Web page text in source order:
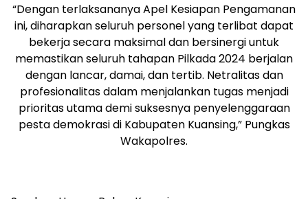
“Dengan terlaksananya Apel Kesiapan Pengamanan
ini, diharapkan seluruh personel yang terlibat dapat
bekerja secara maksimal dan bersinergi untuk
memastikan seluruh tahapan Pilkada 2024 berjalan
dengan lancar, damai, dan tertib. Netralitas dan
profesionalitas dalam menjalankan tugas menjadi
prioritas utama demi suksesnya penyelenggaraan
pesta demokrasi di Kabupaten Kuansing,” Pungkas
Wakapolres.